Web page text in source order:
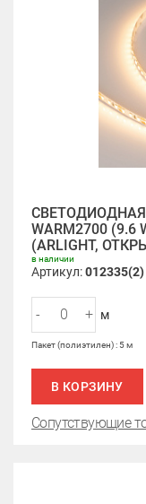
СВЕТОДИОДНАЯ
WARM2700 (9.6
(ARLIGHT,
в наличии
Артикул:012335(2)
- + м
Пакет (полиэтилен) : 5 м
В КОРЗИНУ
Сопутствующие